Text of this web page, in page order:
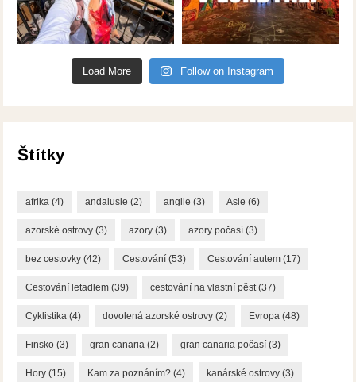
Load More Follow on Instagram
Štítky
afrika (4) andalusie (2) anglie (3) Asie (6)
azorské ostrovy (3) azory (3) azory počasí (3)
bez cestovky (42) Cestování (53) Cestování autem (17)
Cestování letadlem (39) cestování na vlastní pěst(37)
Cyklistika (4) dovolená azorské ostrovy (2) Evropa (48)
Finsko (3) gran canaria (2) gran canaria počasí (3)
Hory (15) Kam za poznáním? (4) kanárské ostrovy (3)